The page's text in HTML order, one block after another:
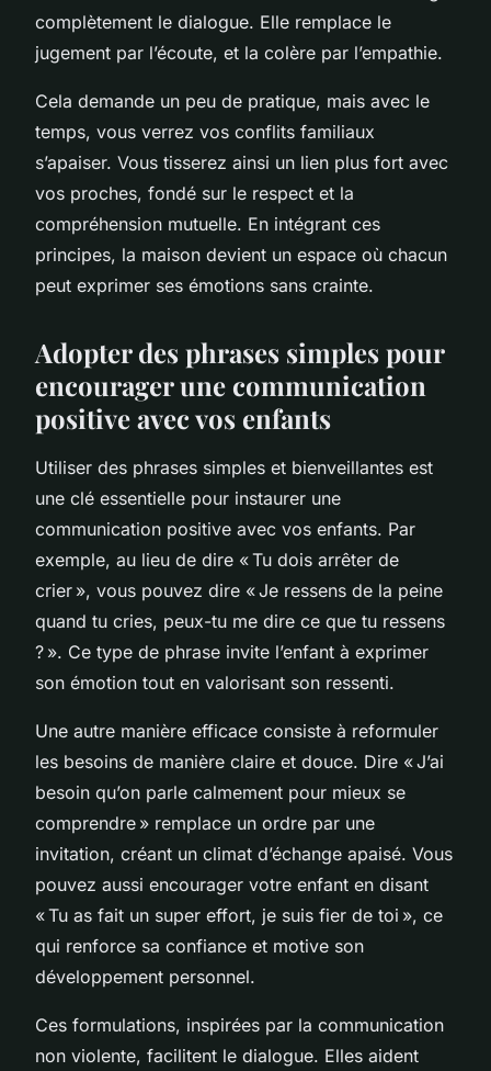
complètement le dialogue. Elle remplace le
jugement par l’écoute, et la colère par l’empathie.
Cela demande un peu de pratique, mais avec le
temps, vous verrez vos conflits familiaux
s’apaiser. Vous tisserez ainsi un lien plus fort avec
vos proches, fondé sur le respect et la
compréhension mutuelle. En intégrant ces
principes, la maison devient un espace où chacun
peut exprimer ses émotions sans crainte.
Adopter des phrases simples pour
encourager une communication
positive avec vos enfants
Utiliser des phrases simples et bienveillantes est
une clé essentielle pour instaurer une
communication positive avec vos enfants. Par
exemple, au lieu de dire « Tu dois arrêter de
crier », vous pouvez dire « Je ressens de la peine
quand tu cries, peux-tu me dire ce que tu ressens
? ». Ce type de phrase invite l’enfant à exprimer
son émotion tout en valorisant son ressenti.
Une autre manière efficace consiste à reformuler
les besoins de manière claire et douce. Dire « J’ai
besoin qu’on parle calmement pour mieux se
comprendre » remplace un ordre par une
invitation, créant un climat d’échange apaisé. Vous
pouvez aussi encourager votre enfant en disant
« Tu as fait un super effort, je suis fier de toi », ce
qui renforce sa confiance et motive son
développement personnel.
Ces formulations, inspirées par la communication
non violente, facilitent le dialogue. Elles aident